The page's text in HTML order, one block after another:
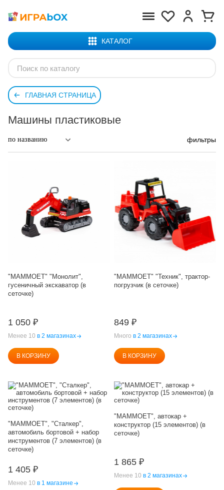
КАТАЛОГ
ГЛАВНАЯ СТРАНИЦА
Машины пластиковые
фильтры
"MAMMOET" "Монолит",
гусеничный экскаватор (в
сеточке)
1 050 ₽
Менее 10 в 2 магазинах
В КОРЗИНУ
"MAMMOET" "Техник", трактор-
погрузчик (в сеточке)
849 ₽
Много в 2 магазинах
В КОРЗИНУ
"MAMMOET", "Сталкер",
автомобиль бортовой + набор
инструментов (7 элементов) (в
сеточке)
1 405 ₽
Менее 10 в 1 магазине
"MAMMOET", автокар +
конструктор (15 элементов) (в
сеточке)
1 865 ₽
Менее 10 в 2 магазинах